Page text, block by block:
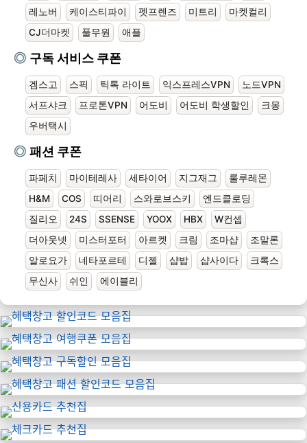
레노버
케이스티파이 펫프렌즈 미트리
마켓컬리
CJ더마켓
풀무원 애플
구독 서비스 쿠폰
겜스고 스픽 틱톡 라이트 익스프레스VPN
노드VPN
서프샤크
프로톤VPN 어도비 어도비 학생할인
크몽
우버택시
패션 쿠폰
파페치 마이테레사 세타이어 지그재그
룰루레몬
H&M
COS 띠어리 스와로브스키
엔드클로딩
질리오
24S SSENSE YOOX HBX
W컨셉
더아웃넷
미스터포터 아르켓 크림 조마샵
조말론
알로요가
네타포르테 디젤 샵밥 샵사이다
크록스
무신사
쉬인 에이블리